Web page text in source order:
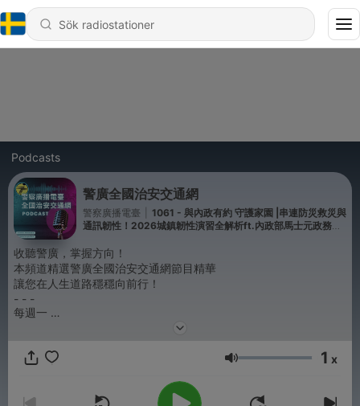
Podcasts
警廣全國治安交通網
警察廣播電臺
1061 - 與內政有約 守護家園 |串連防災救災與
通訊韌性！2026城鎮韌性演習全解析ft.內政部馬士元政務次
收聽警廣，掌握方向！
本頻道精選警廣全國治安交通網節目精華
讓您在人生道路穩穩向前行！
- - -
每週一
邀請內政部各領域專家，為您解惑生活中可能遇到的各種問題
Volym 1 x